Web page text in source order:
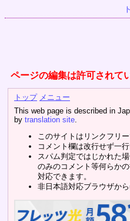
ページの編集は許可されて
トップ メニュー
This web page is described in
by translation site.
このサイトはリンクフリー
コメント欄は改行せず一
スパム判定ではじかれた
のみのコメント等何らか
対応できます。
非日本語対応ブラウザか